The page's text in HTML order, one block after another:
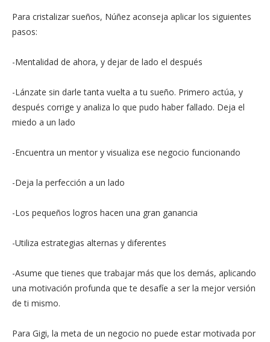
Para cristalizar sueños, Núñez aconseja aplicar los siguientes
pasos:
-Mentalidad de ahora, y dejar de lado el después
-Lánzate sin darle tanta vuelta a tu sueño. Primero actúa, y
después corrige y analiza lo que pudo haber fallado. Deja el
miedo a un lado
-Encuentra un mentor y visualiza ese negocio funcionando
-Deja la perfección a un lado
-Los pequeños logros hacen una gran ganancia
-Utiliza estrategias alternas y diferentes
-Asume que tienes que trabajar más que los demás, aplicando
una motivación profunda que te desafíe a ser la mejor versión
de ti mismo.
Para Gigi, la meta de un negocio no puede estar motivada por